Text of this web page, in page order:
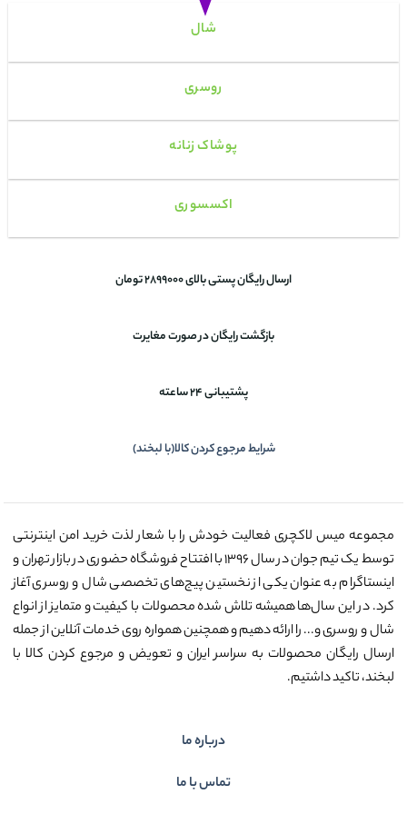
شال
روسری
پوشاک زنانه
اکسسوری
ارسال رایگان پستی بالای 2899000 تومان
بازگشت رایگان در صورت مغایرت
پشتیبانی 24 ساعته
شرایط مرجوع کردن کالا(با لبخند)
مجموعه میس لاکچری فعالیت خودش را با شعار لذت خرید امن اینترنتی
توسط یک تیم جوان در سال ۱۳۹۶ با افتتاح فروشگاه حضوری در بازار تهران و
اینستاگرام به عنوان یکی از نخستین پیج‌های تخصصی شال و روسری آغاز
کرد. در این سال‌ها همیشه تلاش شده محصولات با کیفیت و متمایز از انواع
شال و روسری و... را ارائه دهیم و همچنین همواره روی خدمات آنلاین از جمله
ارسال رایگان محصولات به سراسر ایران و تعویض و مرجوع کردن کالا با
لبخند، تاکید داشتیم.
درباره ما
تماس با ما